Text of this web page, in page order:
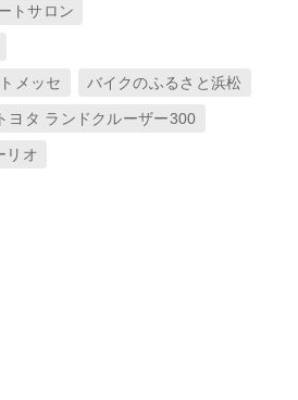
トサロン
メッセ バイクのふるさと浜松
ヨタ ランドクルーザー300
リオ